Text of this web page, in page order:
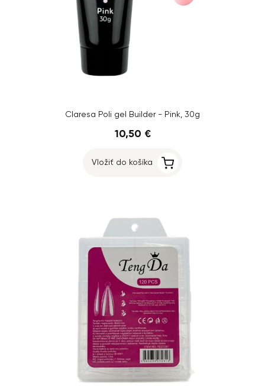
Claresa Poli gel Builder - Pink, 30g
10,50 €
Vložiť do košíka